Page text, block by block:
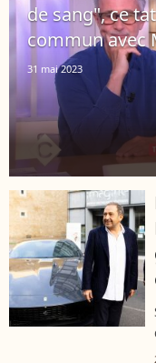
de sang", ce
commun avec
31 mai 2023